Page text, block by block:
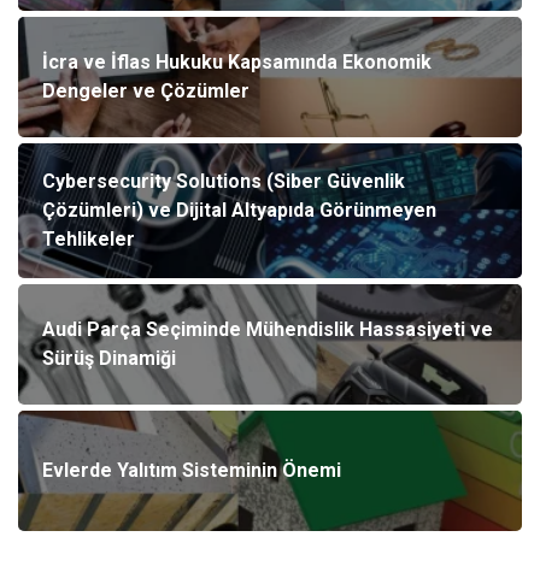
İcra ve İflas Hukuku Kapsamında Ekonomik
Dengeler ve Çözümler
Cybersecurity Solutions (Siber Güvenlik
Çözümleri) ve Dijital Altyapıda Görünmeyen
Tehlikeler
Audi Parça Seçiminde Mühendislik Hassasiyeti ve
Sürüş Dinamiği
Evlerde Yalıtım Sisteminin Önemi